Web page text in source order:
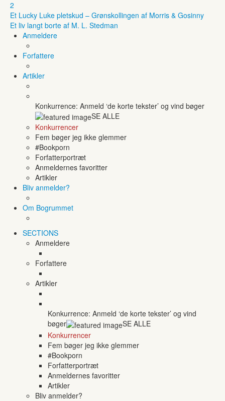
2
Et Lucky Luke pletskud – Grønskollingen af Morris & Gosinny
Et liv langt borte af M. L. Stedman
Anmeldere
Forfattere
Artikler
Konkurrence: Anmeld ‘de korte tekster’ og vind bøger
SE ALLE
Konkurrencer
Fem bøger jeg ikke glemmer
#Bookporn
Forfatterportræt
Anmeldernes favoritter
Artikler
Bliv anmelder?
Om Bogrummet
SECTIONS
Anmeldere
Forfattere
Artikler
Konkurrence: Anmeld ‘de korte tekster’ og vind
bøger
SE ALLE
Konkurrencer
Fem bøger jeg ikke glemmer
#Bookporn
Forfatterportræt
Anmeldernes favoritter
Artikler
Bliv anmelder?